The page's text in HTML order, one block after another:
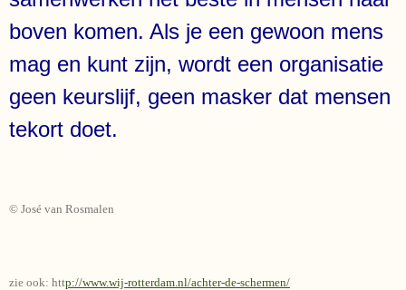
boven komen. Als je een gewoon mens
mag en kunt zijn, wordt een organisatie
geen keurslijf, geen masker dat mensen
tekort doet.
© José van Rosmalen
zie ook: http://www.wij-rotterdam.nl/achter-de-schermen/